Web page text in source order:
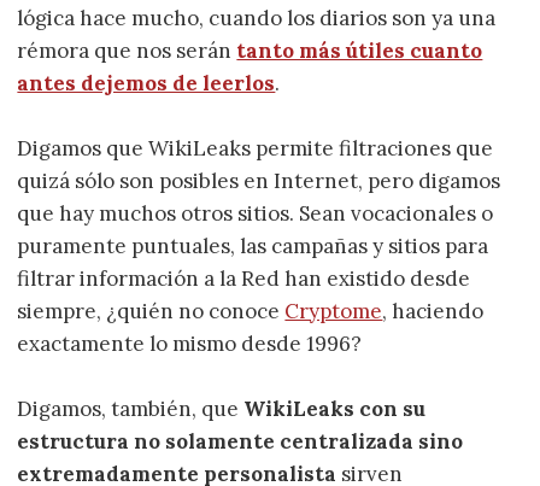
lógica hace mucho, cuando los diarios son ya una
rémora que nos serán tanto más útiles cuanto
antes dejemos de leerlos.
Digamos que WikiLeaks permite filtraciones que
quizá sólo son posibles en Internet, pero digamos
que hay muchos otros sitios. Sean vocacionales o
puramente puntuales, las campañas y sitios para
filtrar información a la Red han existido desde
siempre, ¿quién no conoce Cryptome, haciendo
exactamente lo mismo desde 1996?
Digamos, también, que WikiLeaks con su
estructura no solamente centralizada sino
extremadamente personalista sirven